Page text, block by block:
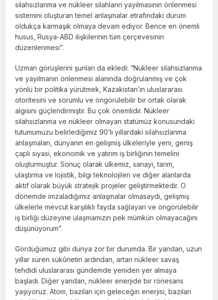
silahsızlanma ve nükleer silahların yayılmasının önlenmesi
sistemini oluşturan temel anlaşmalar etrafındaki durum
oldukça karmaşık olmaya devam ediyor. Bence en önemli
husus, Rusya-ABD ilişkilerinin tüm çerçevesinin
düzenlenmesi”.
Uzman görüşlerini şunları da ekledi: “Nükleer silahsızlanma
ve yayılmanın önlenmesi alanında doğrulanmış ve çok
yönlü bir politika yürütmek, Kazakistan’ın uluslararası
otoritesini ve sorumlu ve öngörülebilir bir ortak olarak
algısını güçlendirmiştir. Bu çok önemlidir. Nükleer
silahsızlanma ve nükleer olmayan statümüz konusundaki
tutumumuzu belirlediğimiz 90’lı yıllardaki silahsızlanma
anlaşmaları, dünyanın en gelişmiş ülkeleriyle yeni, geniş
çaplı siyasi, ekonomik ve yatırım iş birliğinin temelini
oluşturmuştur. Sonuç olarak ülkemiz, sanayi, tarım,
ulaştırma ve lojistik, bilgi teknolojileri ve diğer alanlarda
aktif olarak büyük stratejik projeler geliştirmektedir. O
dönemde imzaladığımız anlaşmalar olmasaydı, gelişmiş
ülkelerle mevcut karşılıklı fayda sağlayan ve öngörülebilir
iş birliği düzeyine ulaşmamızın pek mümkün olmayacağını
düşünüyorum”.
Gördüğümüz gibi dünya zor bir durumda. Bir yandan, uzun
yıllar süren sükûnetin ardından, artan nükleer savaş
tehdidi uluslararası gündemde yeniden yer almaya
başladı. Diğer yandan, nükleer enerjide bir rönesans
yaşıyoruz. Atom, bazıları için geleceğin enerjisi, bazıları